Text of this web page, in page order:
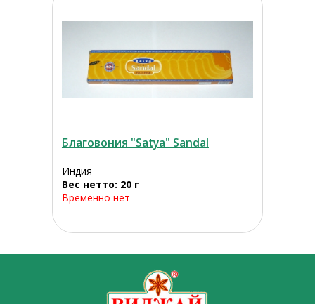
Благовония "Satya" Sandal
Индия
Вес нетто: 20 г
Временно нет